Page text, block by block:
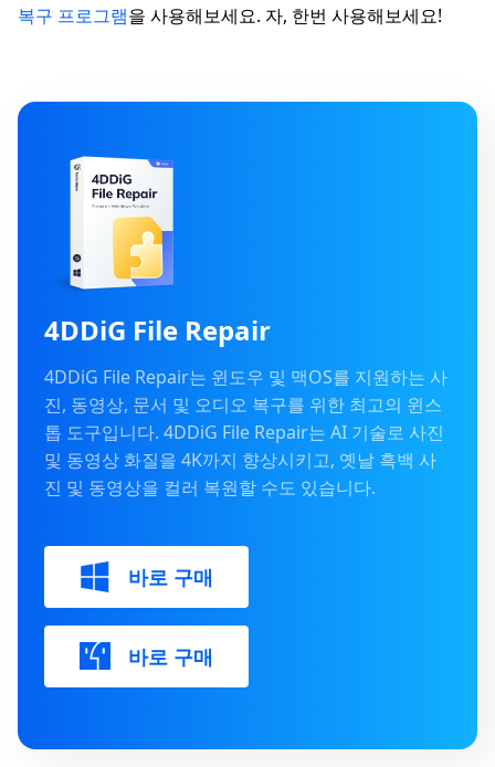
복구 프로그램을 사용해보세요. 자, 한번 사용해보세요!
4DDiG File Repair
4DDiG File Repair는 윈도우 및 맥OS를 지원하는 사
진, 동영상, 문서 및 오디오 복구를 위한 최고의 윈스
톱 도구입니다. 4DDiG File Repair는 AI 기술로 사진
및 동영상 화질을 4K까지 향상시키고, 옛날 흑백 사
진 및 동영상을 컬러 복원할 수도 있습니다.
바로 구매
바로 구매